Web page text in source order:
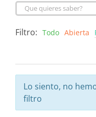
Filtro: Todo Abierta
Lo siento, no
filtro